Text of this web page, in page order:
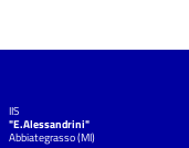
IIS
"E.Alessandrini"
Abbiategrasso (MI)